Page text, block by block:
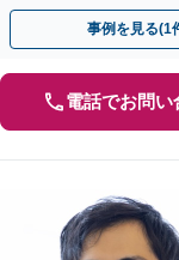
室】【休日・夜間相談
事例を見る(1
電話でお問い